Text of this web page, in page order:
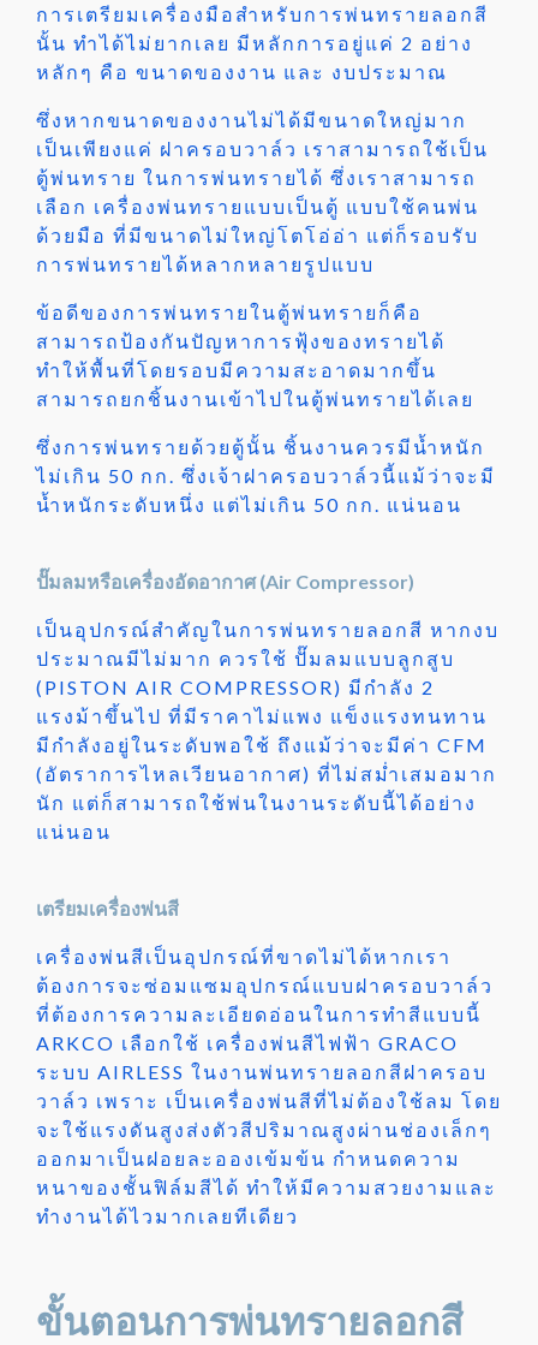
การเตรียมเครื่องมือสำหรับการพ่นทรายลอกสี
นั้น ทำได้ไม่ยากเลย มีหลักการอยู่แค่ 2 อย่าง
หลักๆ คือ ขนาดของงาน และ งบประมาณ
ซึ่งหากขนาดของงานไม่ได้มีขนาดใหญ่มาก
เป็นเพียงแค่ ฝาครอบวาล์ว เราสามารถใช้เป็น
ตู้พ่นทราย ในการพ่นทรายได้ ซึ่งเราสามารถ
เลือก เครื่องพ่นทรายแบบเป็นตู้ แบบใช้คนพ่น
ด้วยมือ ที่มีขนาดไม่ใหญ่โตโอ่อ่า แต่ก็รอบรับ
การพ่นทรายได้หลากหลายรูปแบบ
ข้อดีของการพ่นทรายในตู้พ่นทรายก็คือ
สามารถป้องกันปัญหาการฟุ้งของทรายได้
ทำให้พื้นที่โดยรอบมีความสะอาดมากขึ้น
สามารถยกชิ้นงานเข้าไปในตู้พ่นทรายได้เลย
ซึ่งการพ่นทรายด้วยตู้นั้น ชิ้นงานควรมีน้ำหนัก
ไม่เกิน 50 กก. ซึ่งเจ้าฝาครอบวาล์วนี้แม้ว่าจะมี
น้ำหนักระดับหนึ่ง แต่ไม่เกิน 50 กก. แน่นอน
ปั๊มลมหรือเครื่องอัดอากาศ (Air Compressor)
เป็นอุปกรณ์สำคัญในการพ่นทรายลอกสี หากงบ
ประมาณมีไม่มาก ควรใช้ ปั๊มลมแบบลูกสูบ
(PISTON AIR COMPRESSOR) มีกำลัง 2
แรงม้าขึ้นไป ที่มีราคาไม่แพง แข็งแรงทนทาน
มีกำลังอยู่ในระดับพอใช้ ถึงแม้ว่าจะมีค่า CFM
(อัตราการไหลเวียนอากาศ) ที่ไม่สม่ำเสมอมาก
นัก แต่ก็สามารถใช้พ่นในงานระดับนี้ได้อย่าง
แน่นอน
เตรียมเครื่องพ่นสี
เครื่องพ่นสีเป็นอุปกรณ์ที่ขาดไม่ได้หากเรา
ต้องการจะซ่อมแซมอุปกรณ์แบบฝาครอบวาล์ว
ที่ต้องการความละเอียดอ่อนในการทำสีแบบนี้
ARKCO เลือกใช้ เครื่องพ่นสีไฟฟ้า GRACO
ระบบ AIRLESS ในงานพ่นทรายลอกสีฝาครอบ
วาล์ว เพราะ เป็นเครื่องพ่นสีที่ไม่ต้องใช้ลม โดย
จะใช้แรงดันสูงส่งตัวสีปริมาณสูงผ่านช่องเล็กๆ
ออกมาเป็นฝอยละอองเข้มข้น กำหนดความ
หนาของชั้นฟิล์มสีได้ ทำให้มีความสวยงามและ
ทำงานได้ไวมากเลยทีเดียว
ขั้นตอนการพ่นทรายลอกสี